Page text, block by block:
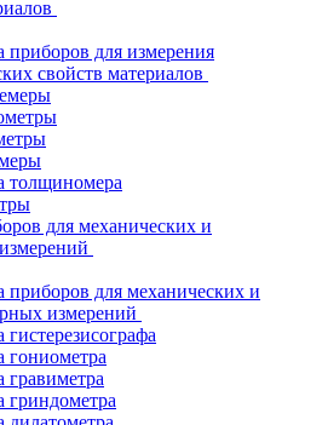
приборов для измерения
свойств материалов
толщиномера
для механических и
приборов для механических и
измерений
гистерезисографа
гониометра
гравиметра
гриндометра